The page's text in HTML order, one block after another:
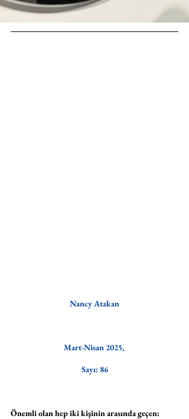
Nancy Atakan
Mart-Nisan 2025,
Sayı: 86
Önemli olan hep iki kişinin arasında geçen: